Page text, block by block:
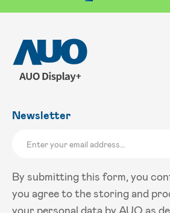
Newsletter
By submitting this form, you
you agree to the storing and
your personal data by AUO as